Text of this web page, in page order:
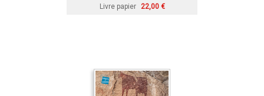
Livre papier 22,00 €